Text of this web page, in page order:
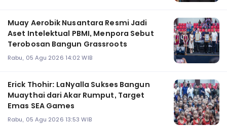
Muay Aerobik Nusantara Resmi Jadi
Aset Intelektual PBMI, Menpora Sebut
Terobosan Bangun Grassroots
Rabu, 05 Agu 2026 14:02 WIB
Erick Thohir: LaNyalla Sukses Bangun
Muaythai dari Akar Rumput, Target
Emas SEA Games
Rabu, 05 Agu 2026 13:53 WIB